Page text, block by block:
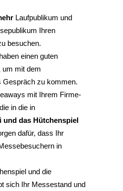
Laufpublikum und
Ihren
besuchen.
einen guten
um mit dem
Gespräch zu kommen.
mit Ihrem Firme-
in die in
und das Hütchenspiel
dafür, dass Ihr
in
und die
sich Ihr Messestand und